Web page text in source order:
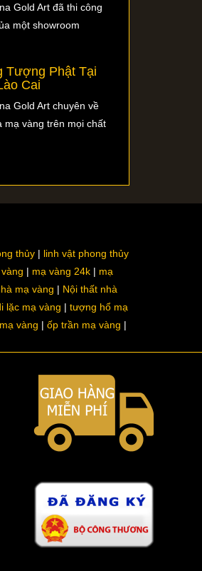
Gold Art đã thi công
một showroom
Tượng Phật Tại
Cai
Gold Art chuyên về
mạ vàng trên mọi chất
thủy
linh vật phong thủy
mạ vàng 24k
mạ
mạ vàng
Nội thất nhà
lặc mạ vàng
tượng hổ mạ
vàng ốp trần mạ vàng